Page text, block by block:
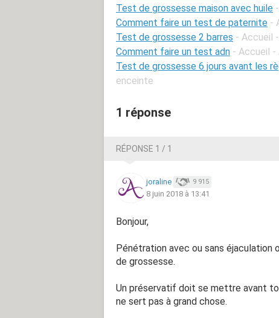
Test de grossesse maison avec huile
Comment faire un test de paternite -
Test de grossesse 2 barres - Accueil
Comment faire un test adn - Accueil -
Test de grossesse 6 jours avant les
enceinte
1 réponse
RÉPONSE 1 / 1
joraline 9 915
8 juin 2018 à 13:41
Bonjour,
Pénétration avec ou sans éjaculation
de grossesse.
Un préservatif doit se mettre avant
ne sert pas à grand chose.